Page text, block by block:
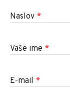
Naslov *
Vaše ime *
E-mail *